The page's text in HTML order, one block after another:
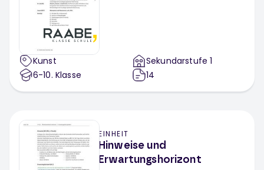
Kunst
6-10. Klasse
Sekundarstufe 1
14
EINHEIT
Hinweise und
Erwartungshorizont